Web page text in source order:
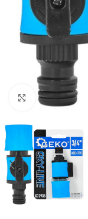
Klikni da uvećaš